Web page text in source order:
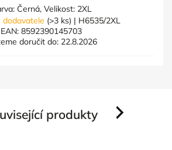
Černá, Velikost: 2XL
dodavatele (>3 ks) | H6535/2XL
EAN: 8592390145703
doručit do: 22.8.2026
produkty Next